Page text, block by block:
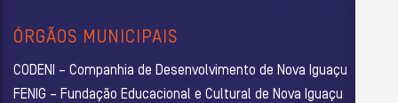
ÓRGÃOS MUNICIPAIS
CODENI – Companhia de Desenvolvimento de Nova Iguaçu
FENIG – Fundação Educacional e Cultural de Nova Iguaçu